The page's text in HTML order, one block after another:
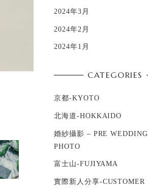
2024年3月
2024年2月
2024年1月
CATEGORIES
京都-KYOTO
北海道-HOKKAIDO
婚紗攝影 – PRE WEDDING
PHOTO
富士山-FUJIYAMA
實際新人分享-CUSTOMER